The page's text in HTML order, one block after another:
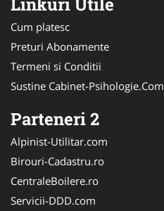
Cum platesc
Preturi Abonamente
Termeni si Conditii
Sustine Cabinet-Psihologie.Com
Parteneri 2
Alpinist-Utilitar.com
Birouri-Cadastru.ro
CentraleBoilere.ro
Servicii-DDD.com